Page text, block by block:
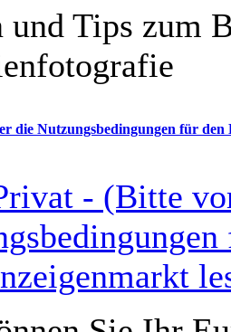
und Tips zum
die Nutzungsbedingungen für den
- (Bitte